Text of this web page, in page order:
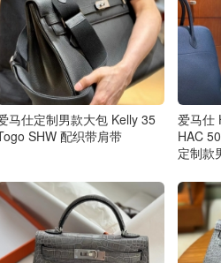
马仕定制男款大包 Kelly 35
SHW 配织带肩带
爱马仕
HAC
定制款